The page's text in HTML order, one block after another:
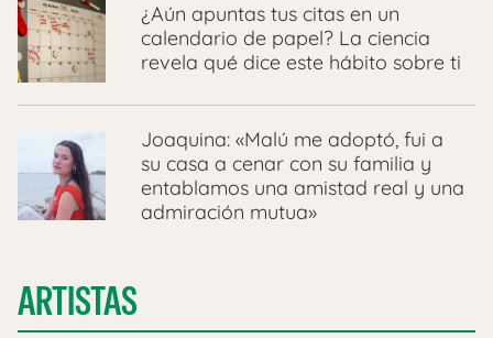
¿Aún apuntas tus citas en un
calendario de papel? La ciencia
revela qué dice este hábito sobre ti
Joaquina: «Malú me adoptó, fui a
su casa a cenar con su familia y
entablamos una amistad real y una
admiración mutua»
ARTISTAS